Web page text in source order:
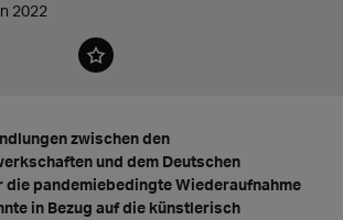
2022
zwischen den
und dem Deutschen
die pandemiebedingte Wiederaufnahme
in Bezug auf die künstlerisch